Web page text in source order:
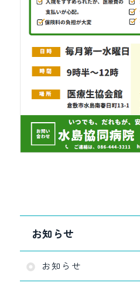
お知らせ
お知らせ